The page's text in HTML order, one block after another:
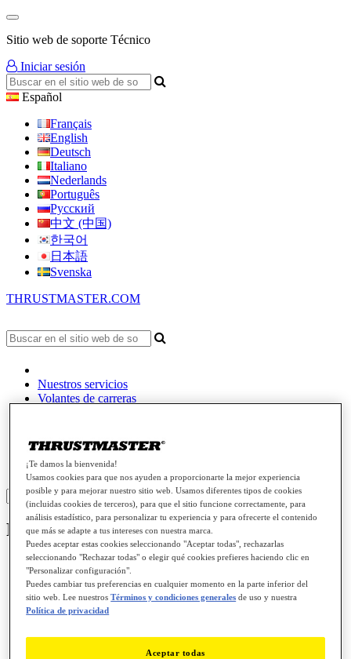
Sitio web de soporte Técnico
Iniciar sesión
Español
Français
English
Deutsch
Italiano
Nederlands
Português
Русский
中文 (中国)
한국어
日本語
Svenska
THRUSTMASTER.COM
Nuestros servicios
Volantes de carreras
Auriculares para juegos
Farming / Trucking
Piezas de repuesto
Sign in
Farming / Trucking
SimTask FarmStick (PC)
SimTask FarmStick (Playstation)
SimTask FarmStick (Xbox)
¡Te damos la bienvenida!
Usamos cookies para que nos ayuden a proporcionarte la mejor experiencia
posible y para mejorar nuestro sitio web. Usamos diferentes tipos de cookies
(incluidas cookies de terceros), para que el sitio funcione correctamente, para
análisis estadístico, para personalizar tu experiencia y para ofrecerte el contenido
que más se adapte a tus intereses con nuestra marca.
Puedes aceptar estas cookies seleccionando "Aceptar todas", rechazarlas
seleccionando "Rechazar todas" o elegir qué cookies prefieres haciendo clic en
"Personalizar configuración".
Puedes cambiar tus preferencias en cualquier momento en la parte inferior del
sitio web. Lee nuestrosTérminos y condiciones generales de uso y nuestra
Política de privacidad
Aceptar todas